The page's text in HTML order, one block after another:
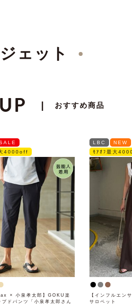
ェット
おすすめ商品
4000off
× 小泉孝太郎】GOKU楽
ドパンツ「小泉孝太郎さん
LBC
NEW
ﾓｱｵﾌ最大
【インフルエン
サロペット